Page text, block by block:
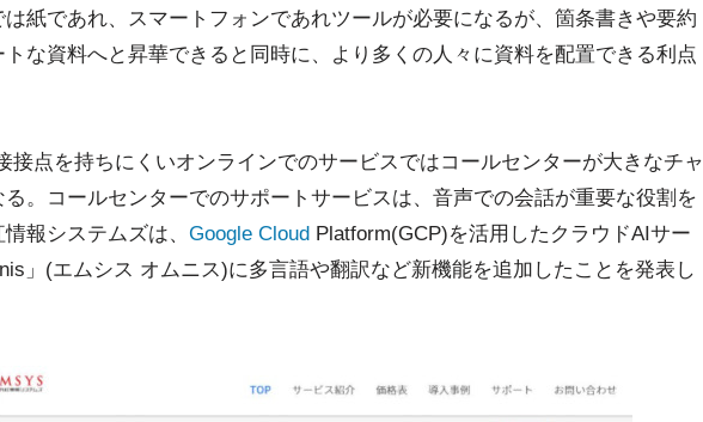
は紙であれ、スマートフォンであれツールが必要になるが、箇条書きや要約
な資料へと昇華できると同時に、より多くの人々に資料を配置できる利点
接点を持ちにくいオンラインでのサービスではコールセンターが大きなチャ
。コールセンターでのサポートサービスは、音声での会話が重要な役割を
報システムズは、 Google Cloud Platform(GCP)を活用したクラウドAIサー
」(エムシス オムニス)に多言語や翻訳など新機能を追加したことを発表し